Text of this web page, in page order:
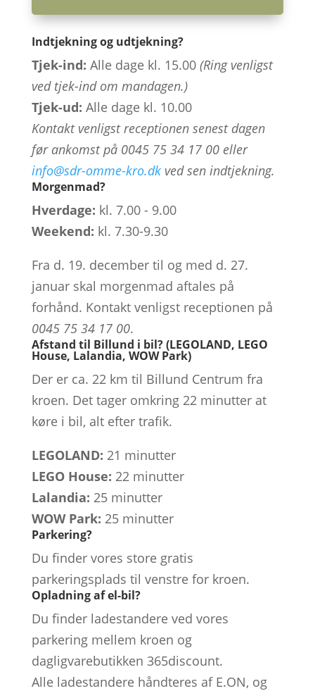
Indtjekning og udtjekning?
Tjek-ind: Alle dage kl. 15.00 (Ring venligst
ved tjek-ind om mandagen.)
Tjek-ud: Alle dage kl. 10.00
Kontakt venligst receptionen senest dagen
før ankomst på 0045 75 34 17 00 eller
info@sdr-omme-kro.dkved sen indtjekning.
Morgenmad?
Hverdage: kl. 7.00 - 9.00
Weekend: kl. 7.30-9.30
Fra d. 19. december til og med d. 27.
januar skal morgenmad aftales på
forhånd. Kontakt venligst receptionen på
0045 75 34 17 00.
Afstand til Billund i bil? (LEGOLAND, LEGO
House, Lalandia, WOW Park)
Der er ca. 22 km til Billund Centrum fra
kroen. Det tager omkring 22 minutter at
køre i bil, alt efter trafik.
LEGOLAND: 21 minutter
LEGO House: 22 minutter
Lalandia: 25 minutter
WOW Park: 25 minutter
Parkering?
Du finder vores store gratis
parkeringsplads til venstre for kroen.
Opladning af el-bil?
Du finder ladestandere ved vores
parkering mellem kroen og
dagligvarebutikken 365discount.
Alle ladestandere håndteres af E.ON, og